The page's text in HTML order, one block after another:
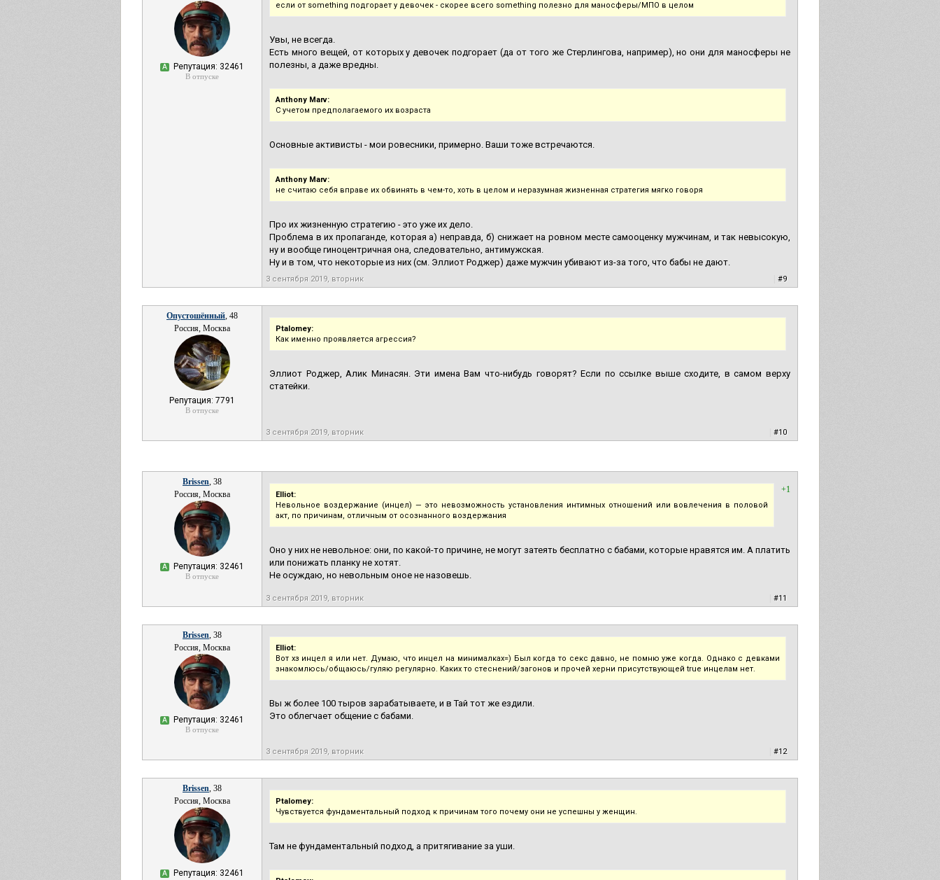
А Репутация: 32461
В отпуске
если от something подгорает у девочек - скорее всего something полезно для маносферы/МПО в целом
Увы, не всегда.
Есть много вещей, от которых у девочек подгорает (да от того же Стерлингова, например), но они для маносферы не
полезны, а даже вредны.
Anthony Marv:
С учетом предполагаемого их возраста
Основные активисты - мои ровесники, примерно. Ваши тоже встречаются.
Anthony Marv:
не считаю себя вправе их обвинять в чем-то, хоть в целом и неразумная жизненная стратегия мягко говоря
Про их жизненную стратегию - это уже их дело.
Проблема в их пропаганде, которая а) неправда, б) снижает на ровном месте самооценку мужчинам, и так невысокую,
ну и вообще гиноцентричная она, следовательно, антимужская.
Ну и в том, что некоторые из них (см. Эллиот Роджер) даже мужчин убивают из-за того, что бабы не дают.
3 сентября 2019, вторник #9
Опустошённый, 48
Россия, Москва
Репутация: 7791
В отпуске
Ptalomey:
Как именно проявляется агрессия?
Эллиот Роджер, Алик Минасян. Эти имена Вам что-нибудь говорят? Если по ссылке выше сходите, в самом верху
статейки.
3 сентября 2019, вторник #10
Brissen, 38
Россия, Москва
А Репутация: 32461
В отпуске
+1
Elliot:
Невольное воздержание (инцел) — это невозможность установления интимных отношений или вовлечения в половой
акт, по причинам, отличным от осознанного воздержания
Оно у них не невольное: они, по какой-то причине, не могут затеять бесплатно с бабами, которые нравятся им. А платить
или понижать планку не хотят.
Не осуждаю, но невольным оное не назовешь.
3 сентября 2019, вторник #11
Brissen, 38
Россия, Москва
А Репутация: 32461
В отпуске
Elliot:
Вот хз инцел я или нет. Думаю, что инцел на минималках=) Был когда то секс давно, не помню уже когда. Однако с девками
знакомлюсь/общаюсь/гуляю регулярно. Каких то стеснений/загонов и прочей херни присутствующей true инцелам нет.
Вы ж более 100 тыров зарабатываете, и в Тай тот же ездили.
Это облегчает общение с бабами.
3 сентября 2019, вторник #12
Brissen, 38
Россия, Москва
А Репутация: 32461
Ptalomey:
Чувствуется фундаментальный подход к причинам того почему они не успешны у женщин.
Там не фундаментальный подход, а притягивание за уши.